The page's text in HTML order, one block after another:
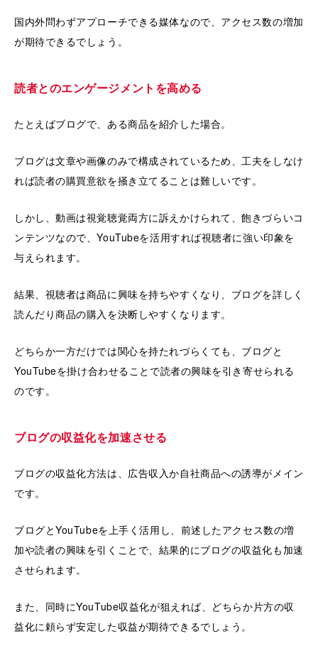
国内外問わずアプローチできる媒体なので、アクセス数の増加
が期待できるでしょう。
読者とのエンゲージメントを高める
たとえばブログで、ある商品を紹介した場合。
ブログは文章や画像のみで構成されているため、工夫をしなけ
れば読者の購買意欲を掻き立てることは難しいです。
しかし、動画は視覚聴覚両方に訴えかけられて、飽きづらいコ
ンテンツなので、YouTubeを活用すれば視聴者に強い印象を
与えられます。
結果、視聴者は商品に興味を持ちやすくなり、ブログを詳しく
読んだり商品の購入を決断しやすくなります。
どちらか一方だけでは関心を持たれづらくても、ブログと
YouTubeを掛け合わせることで読者の興味を引き寄せられる
のです。
ブログの収益化を加速させる
ブログの収益化方法は、広告収入か自社商品への誘導がメイン
です。
ブログとYouTubeを上手く活用し、前述したアクセス数の増
加や読者の興味を引くことで、結果的にブログの収益化も加速
させられます。
また、同時にYouTube収益化が狙えれば、どちらか片方の収
益化に頼らず安定した収益が期待できるでしょう。